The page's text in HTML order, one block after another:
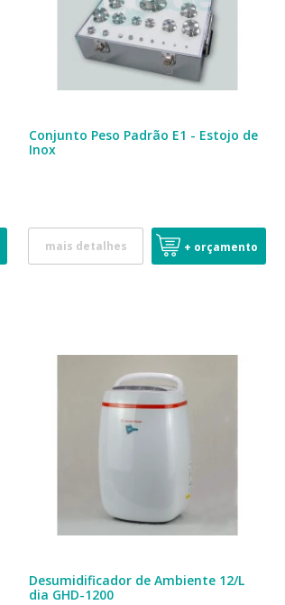
Conjunto Peso Padrão E1 - Estojo de
Inox
mais detalhes + orçamento
Desumidificador de Ambiente 12/L
dia GHD-1200